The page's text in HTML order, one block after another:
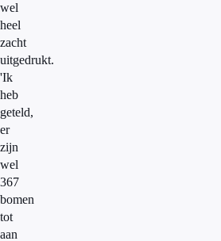
wel
heel
zacht
uitgedrukt.
'Ik
heb
geteld,
er
zijn
wel
367
bomen
tot
aan